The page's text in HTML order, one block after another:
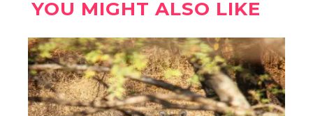
YOU MIGHT ALSO LIKE